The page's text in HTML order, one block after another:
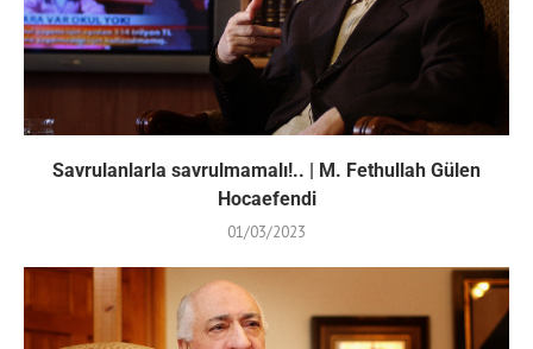
Savrulanlarla savrulmamalı!.. | M. Fethullah Gülen
Hocaefendi
01/03/2023